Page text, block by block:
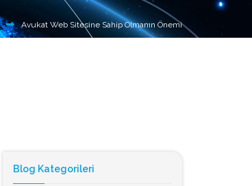
Avukat Web Sitesine Sahip Olmanın Önemi
Blog Kategorileri